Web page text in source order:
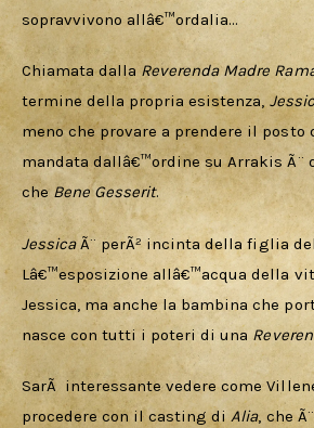
sopravvivono allâ€™ordalia…
Chiamata dalla Reverenda Madre
termine della propria esistenza,
meno che provare a prendere il posto
mandata dallâ€™ordine su Arrakis Ã¨
che Bene Gesserit.
Jessica Ã¨ perÃ² incinta della figlia del
Lâ€™esposizione allâ€™acqua della
Jessica, ma anche la bambina che
nasce con tutti i poteri di una
SarÃ  interessante vedere come
procedere con il casting di Alia, che